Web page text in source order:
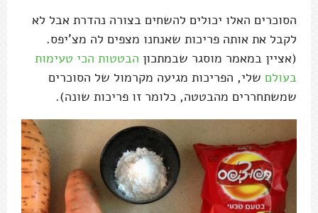
הסוכרים האלו יכולים להשחים בצורה נהדרת אבל לא
לקבל את אותה פריכות שאנחנו מצפים לה מצ'יפס.
(אציין במאמר מוסגר שבמתכון הבטטות הכי טעימות
בעולם שלי, הפריכות מגיעה מקרמול של הסוכרים
שמשתחררים מהבטטה, כלומר זו פריכות שונה).